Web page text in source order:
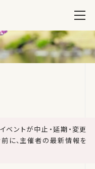
ベントが中止・延期・変更
前に、主催者の最新情報を